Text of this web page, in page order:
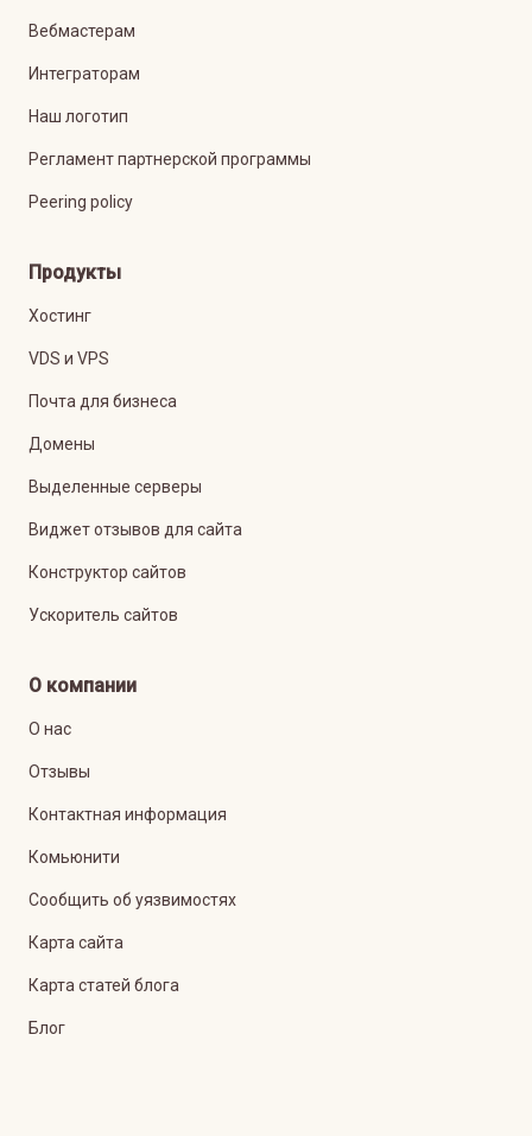
Вебмастерам
Интеграторам
Наш логотип
Регламент партнерской программы
Peering policy
Продукты
Хостинг
VDS и VPS
Почта для бизнеса
Домены
Выделенные серверы
Виджет отзывов для сайта
Конструктор сайтов
Ускоритель сайтов
О компании
О нас
Отзывы
Контактная информация
Комьюнити
Сообщить об уязвимостях
Карта сайта
Карта статей блога
Блог